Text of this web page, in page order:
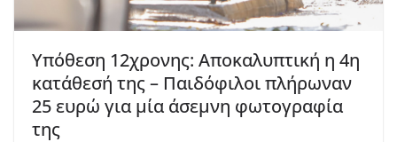
Υπόθεση 12χρονης: Αποκαλυπτική η 4η
κατάθεσή της – Παιδόφιλοι πλήρωναν
25 ευρώ για μία άσεμνη φωτογραφία
της